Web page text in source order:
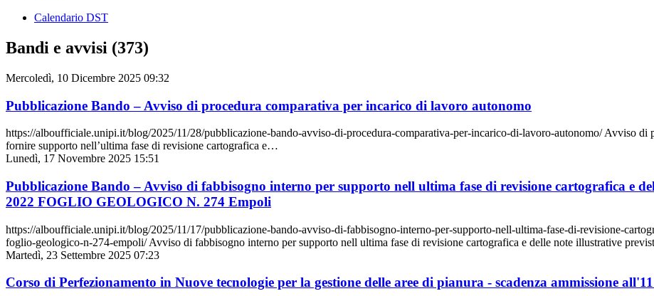
Calendario DST
Bandi e avvisi (373)
Mercoledì, 10 Dicembre 2025 09:32
Pubblicazione Bando – Avviso di procedura comparativa per incarico di lavoro autonomo
https://alboufficiale.unipi.it/blog/2025/11/28/pubblicazione-bando-avviso-di-procedura-comparativa-per-incarico-di-lavoro-autonomo/ Avviso di
fornire supporto nell’ultima fase di revisione cartografica e…
Lunedì, 17 Novembre 2025 15:51
Pubblicazione Bando – Avviso di fabbisogno interno per supporto nell ultima fase di revisione cartografica e
2022 FOGLIO GEOLOGICO N. 274 Empoli
https://alboufficiale.unipi.it/blog/2025/11/17/pubblicazione-bando-avviso-di-fabbisogno-interno-per-supporto-nell-ultima-fase-di-revisione-
foglio-geologico-n-274-empoli/ Avviso di fabbisogno interno per supporto nell ultima fase di revisione cartografica e delle note illustrative
Martedì, 23 Settembre 2025 07:23
Corso di Perfezionamento in Nuove tecnologie per la gestione delle aree di pianura - scadenza ammissione